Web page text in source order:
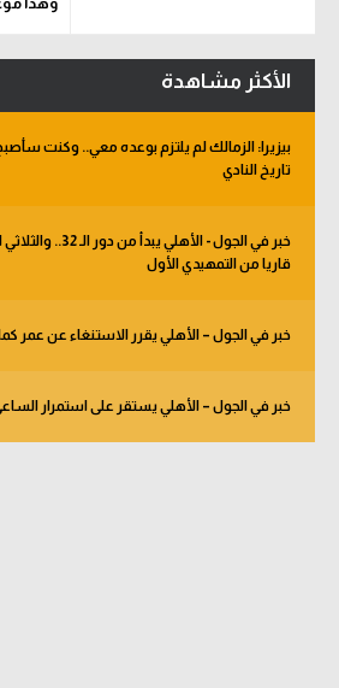
الأكثر مشاهدة
بيزيرا: الزمالك لم يلتزم بوعده معي.. وكنت
تاريخ النادي
خبر في الجول - الأهلي
قاريا من التمهيدي الأول
خبر في الجول – الأهلي يقرر الاستنغاء عن عمر
خبر في الجول – الأهلي يستقر على استمرار